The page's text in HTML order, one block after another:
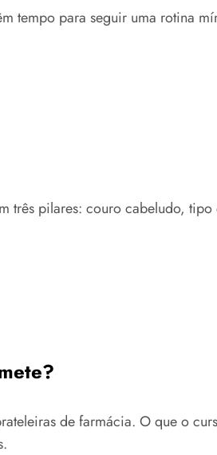
tempo para seguir uma rotina
três pilares: couro cabeludo,
de farmácia. O que o